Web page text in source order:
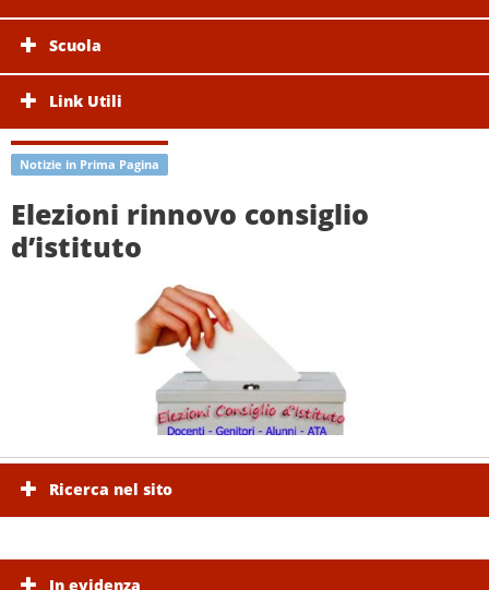
Scuola
Link Utili
Notizie in Prima Pagina
Elezioni rinnovo consiglio
d’istituto
Ricerca nel sito
In evidenza